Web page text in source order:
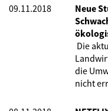
09.11.2018
Neue
Die
die
nicht